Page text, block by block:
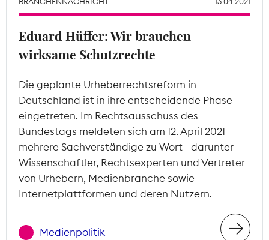
Mitgliederbereich
Eduard Hüffer: Wir brauchen
wirksame Schutzrechte
Die geplante Urheberrechtsreform in
Deutschland ist in ihre entscheidende Phase
eingetreten. Im Rechtsausschuss des
Bundestags meldeten sich am 12. April 2021
mehrere Sachverständige zu Wort - darunter
Wissenschaftler, Rechtsexperten und Vertreter
von Urhebern, Medienbranche sowie
Internetplattformen und deren Nutzern.
Medienpolitik